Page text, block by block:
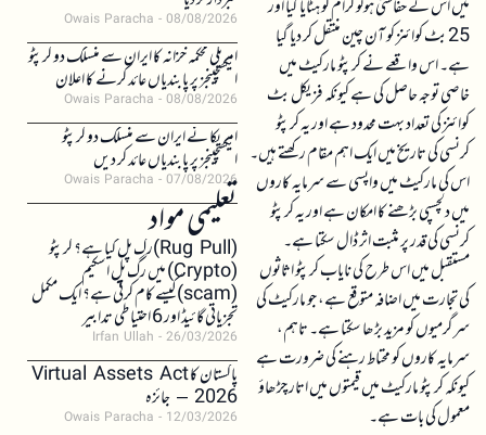
میں اس کے حفاظتی ہولوگرام کو ہٹایا گیا اور
25 بٹ کوائنز کو آن چین منتقل کر دیا گیا
ہے۔ اس واقعے نے کرپٹو مارکیٹ میں
خاصی توجہ حاصل کی ہے کیونکہ فزیکل بٹ
کوائنز کی تعداد بہت محدود ہے اور یہ کرپٹو
کرنسی کی تاریخ میں ایک اہم مقام رکھتے ہیں۔
اس کی مارکیٹ میں واپسی سے سرمایہ کاروں
میں دلچسپی بڑھنے کا امکان ہے اور یہ کرپٹو
کرنسی کی قدر پر مثبت اثر ڈال سکتا ہے۔
مستقبل میں اس طرح کی نایاب کرپٹو اثاثوں
کی تجارت میں اضافہ متوقع ہے، جو مارکیٹ کی
سرگرمیوں کو مزید بڑھا سکتا ہے۔ تاہم،
سرمایہ کاروں کو محتاط رہنے کی ضرورت ہے
کیونکہ کرپٹو مارکیٹ میں قیمتوں میں اتار چڑھاؤ
معمول کی بات ہے۔
Owais Paracha 08/08/2026
امریکی محکمہ خزانہ کا ایران سے منسلک دو کرپٹو
ایکسچینجز پر پابندیاں عائد کرنے کا اعلان
Owais Paracha 08/08/2026
امریکا نے ایران سے منسلک دو کرپٹو
ایکسچینجز پر پابندیاں عائد کر دیں
Owais Paracha 07/08/2026
تعلیمی مواد(Rug Pull)رگ پل کیا ہے؟ کرپٹو
(Crypto) میں رگ پل اسکیم
(scam)کیسے کام کرتی ہے؟ ایک مکمل
تجزیاتی گائیڈ اور 6 احتیاطی تدابیر
Irfan Ullah 26/03/2026
پاکستان کا Virtual Assets Act
2026 – جائزہ
Owais Paracha 12/03/2026